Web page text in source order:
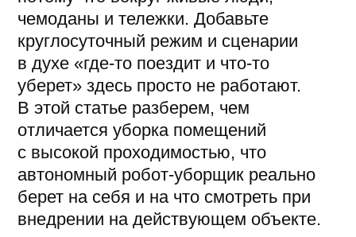
Чем уборка в зонах
высокого трафика
отличается от обычной
Главное отличие таких объектов:
у уборки нет так называемого «окна
тишины».
Что это значит: в офисе или на складе
пол можно вымыть ночью, когда никого
нет, и до утра он останется чистым.
В аэропорту или на вокзале поток
не прекращается: рейсы и поезда идут
круглосуточно, а вместе с людьми
приходит уличная грязь, влага, следы
от чемоданов и тележек.